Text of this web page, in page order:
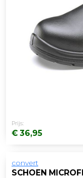
Prijs:
€ 36,95
convert
SCHOEN